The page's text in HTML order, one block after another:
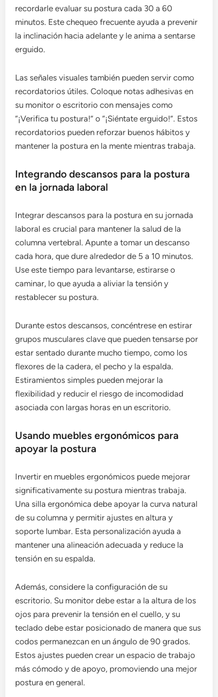
recordarle evaluar su postura cada 30 a 60
minutos. Este chequeo frecuente ayuda a prevenir
la inclinación hacia adelante y le anima a sentarse
erguido.
Las señales visuales también pueden servir como
recordatorios útiles. Coloque notas adhesivas en
su monitor o escritorio con mensajes como
“¡Verifica tu postura!” o “¡Siéntate erguido!”. Estos
recordatorios pueden reforzar buenos hábitos y
mantener la postura en la mente mientras trabaja.
Integrando descansos para la postura
en la jornada laboral
Integrar descansos para la postura en su jornada
laboral es crucial para mantener la salud de la
columna vertebral. Apunte a tomar un descanso
cada hora, que dure alrededor de 5 a 10 minutos.
Use este tiempo para levantarse, estirarse o
caminar, lo que ayuda a aliviar la tensión y
restablecer su postura.
Durante estos descansos, concéntrese en estirar
grupos musculares clave que pueden tensarse por
estar sentado durante mucho tiempo, como los
flexores de la cadera, el pecho y la espalda.
Estiramientos simples pueden mejorar la
flexibilidad y reducir el riesgo de incomodidad
asociada con largas horas en un escritorio.
Usando muebles ergonómicos para
apoyar la postura
Invertir en muebles ergonómicos puede mejorar
significativamente su postura mientras trabaja.
Una silla ergonómica debe apoyar la curva natural
de su columna y permitir ajustes en altura y
soporte lumbar. Esta personalización ayuda a
mantener una alineación adecuada y reduce la
tensión en su espalda.
Además, considere la configuración de su
escritorio. Su monitor debe estar a la altura de los
ojos para prevenir la tensión en el cuello, y su
teclado debe estar posicionado de manera que sus
codos permanezcan en un ángulo de 90 grados.
Estos ajustes pueden crear un espacio de trabajo
más cómodo y de apoyo, promoviendo una mejor
postura en general.